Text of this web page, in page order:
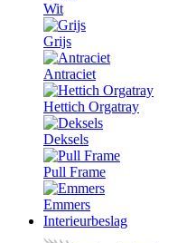
Wit
Grijs
Antraciet
Hettich Orgatray
Deksels
Pull Frame
Emmers
Interieurbeslag